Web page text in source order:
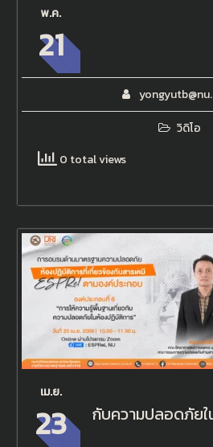
พ.ค.
21
วิดิโอ
0 total views
เม.ย.
23
กับความปลอดภัย